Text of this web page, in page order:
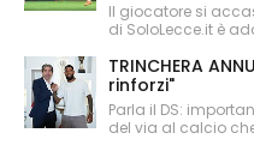
Il giocatore si
di SoloLecce.it è
TRINCHERA
rinforzi"
Parla il DS:
del via al calcio